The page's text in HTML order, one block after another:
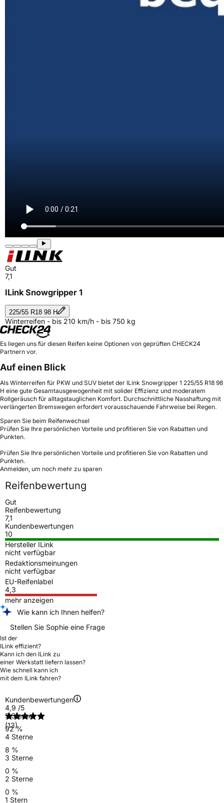
Gut
7,1
ILink Snowgripper 1
225/55 R18 98 H
Winterreifen - bis 210 km/h - bis 750 kg
Es liegen uns für diesen Reifen keine Optionen von geprüften CHECK24
Partnern vor.
Auf einen Blick
Als Winterreifen für PKW und SUV bietet der ILink Snowgripper 1 225/55 R18 98
H eine gute Gesamtausgewogenheit mit solider Effizienz und moderatem
Rollgeräusch für alltagstauglichen Komfort. Durchschnittliche Nasshaftung mit
verlängerten Bremswegen erfordert vorausschauende Fahrweise bei Regen.
Sparen Sie beim Reifenwechsel
Prüfen Sie Ihre persönlichen Vorteile und profitieren Sie von Rabatten und
Punkten.
Prüfen Sie Ihre persönlichen Vorteile und profitieren Sie von Rabatten und
Punkten.
Anmelden, um noch mehr zu sparen
Reifenbewertung
Gut
Reifenbewertung
7,1
Kundenbewertungen
10
Hersteller ILink
nicht verfügbar
Redaktionsmeinungen
nicht verfügbar
EU-Reifenlabel
4,3
mehr anzeigen
Wie kann ich Ihnen helfen?
Stellen Sie Sophie eine Frage
Ist der
ILink effizient?
Kann ich den ILink zu
einer Werkstatt liefern lassen?
Wie schnell kann ich
mit dem ILink fahren?
Kundenbewertungen
4,9 /5
(13)
5 Sterne
92 %
4 Sterne
8 %
3 Sterne
0 %
2 Sterne
0 %
1 Stern